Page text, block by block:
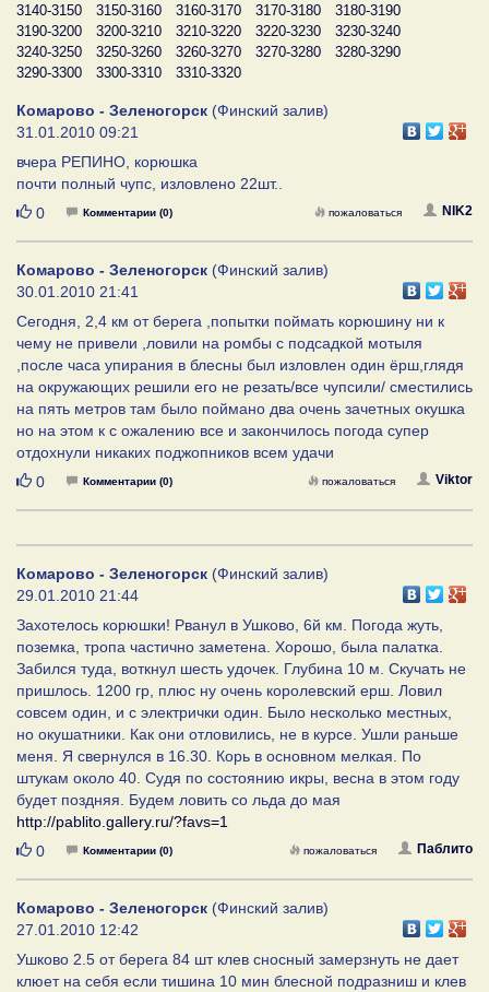
3140-3150
3150-3160 3160-3170 3170-3180
3180-3190
3190-3200
3200-3210 3210-3220 3220-3230
3230-3240
3240-3250
3250-3260 3260-3270 3270-3280
3280-3290
3290-3300
3300-3310 3310-3320
Комарово - Зеленогорск (Финский залив)
31.01.2010 09:21
вчера РЕПИНО, корюшка
почти полный чупс, изловлено 22шт..
Нравится
0 Комментарии (0) NIK2
пожаловаться
Комарово - Зеленогорск (Финский залив)
30.01.2010 21:41
Сегодня, 2,4 км от берега ,попытки поймать корюшину ни к
чему не привели ,ловили на ромбы с подсадкой мотыля
,после часа упирания в блесны был изловлен один ёрш,глядя
на окружающих решили его не резать/все чупсили/ сместились
на пять метров там было поймано два очень зачетных окушка
но на этом к с ожалению все и закончилось погода супер
отдохнули никаких поджопников всем удачи
Нравится
0 Комментарии (0) Viktor
пожаловаться
Комарово - Зеленогорск (Финский залив)
29.01.2010 21:44
Захотелось корюшки! Рванул в Ушково, 6й км. Погода жуть,
поземка, тропа частично заметена. Хорошо, была палатка.
Забился туда, воткнул шесть удочек. Глубина 10 м. Скучать не
пришлось. 1200 гр, плюс ну очень королевский ерш. Ловил
совсем один, и с электрички один. Было несколько местных,
но окушатники. Как они отловились, не в курсе. Ушли раньше
меня. Я свернулся в 16.30. Корь в основном мелкая. По
штукам около 40. Судя по состоянию икры, весна в этом году
будет поздняя. Будем ловить со льда до мая
http://pablito.gallery.ru/?favs=1
Нравится
0 Комментарии (0) Паблито
пожаловаться
Комарово - Зеленогорск (Финский залив)
27.01.2010 12:42
Ушково 2.5 от берега 84 шт клев сносный замерзнуть не дает
клюет на себя если тишина 10 мин блесной подразниш и клев